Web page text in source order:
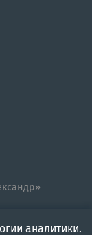
аналитики.